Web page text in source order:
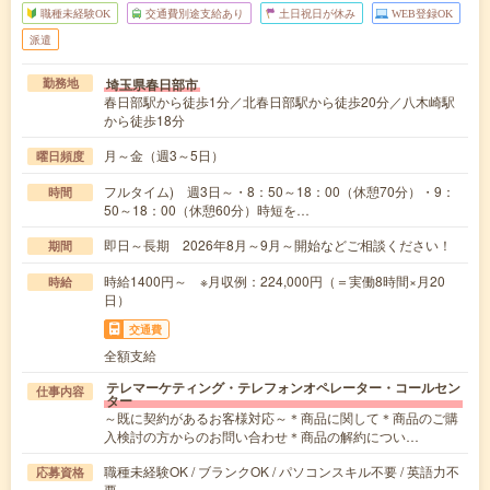
職種未経験OK 交通費別途支給あり 土日祝日が休み WEB登録OK
派遣
勤務地 埼玉県春日部市
春日部駅から徒歩1分／北春日部駅から徒歩20分／八木崎駅
から徒歩18分
曜日頻度 月～金（週3～5日）
時間
フルタイム) 週3日～・8：50～18：00（休憩70分）・9：
50～18：00（休憩60分）時短を…
期間 即日～長期 2026年8月～9月～開始などご相談ください！
時給
時給1400円～ ※月収例：224,000円（＝実働8時間×月20
日）
交通費
全額支給
仕事内容 テレマーケティング・テレフォンオペレーター・コールセン
ター
～既に契約があるお客様対応～＊商品に関して＊商品のご購
入検討の方からのお問い合わせ＊商品の解約につい…
応募資格
職種未経験OK / ブランクOK / パソコンスキル不要 / 英語力不